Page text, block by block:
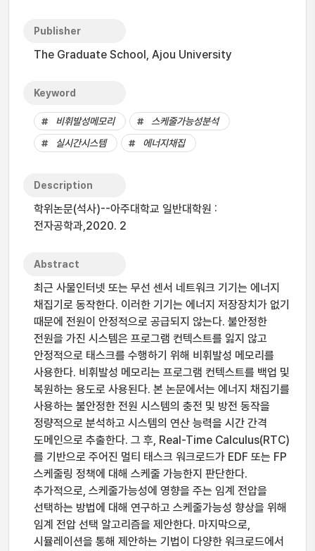
Publisher
The Graduate School, Ajou University
Keyword
비휘발성메모리
스케줄가능성분석
실시간시스템
에너지채집
Description
학위논문(석사)--아주대학교 일반대학원 :
전자공학과,2020. 2
Abstract
최근 사물인터넷 또는 무선 센서 네트워크 기기는 에너지
채집기로 동작한다. 이러한 기기는 에너지 저장장치가 없기
때문에 전원이 안정적으로 공급되지 않는다. 불안정한
전원을 가진 시스템은 프로그램 컨텍스트를 잃지 않고
안정적으로 태스크를 수행하기 위해 비휘발성 메모리를
사용한다. 비휘발성 메모리는 프로그램 컨텍스트를 백업 및
복원하는 용도로 사용된다. 본 논문에서는 에너지 채집기를
사용하는 불안정한 전원 시스템의 충전 및 방전 동작을
정량적으로 분석하고 시스템의 연산 능력을 시간 간격
도메인으로 추출한다. 그 후, Real-Time Calculus(RTC)
를 기반으로 주어진 멀티 태스크 워크로드가 EDF 또는 FP
스케줄링 정책에 대해 스케줄 가능한지 판단한다.
추가적으로, 스케줄가능성에 영향을 주는 임계 전압을
선택하는 방법에 대해 연구하고 스케줄가능성 향상을 위해
임계 전압 선택 알고리즘을 제안한다. 마지막으로,
시뮬레이션을 통해 제안하는 기법이 다양한 워크로드에서